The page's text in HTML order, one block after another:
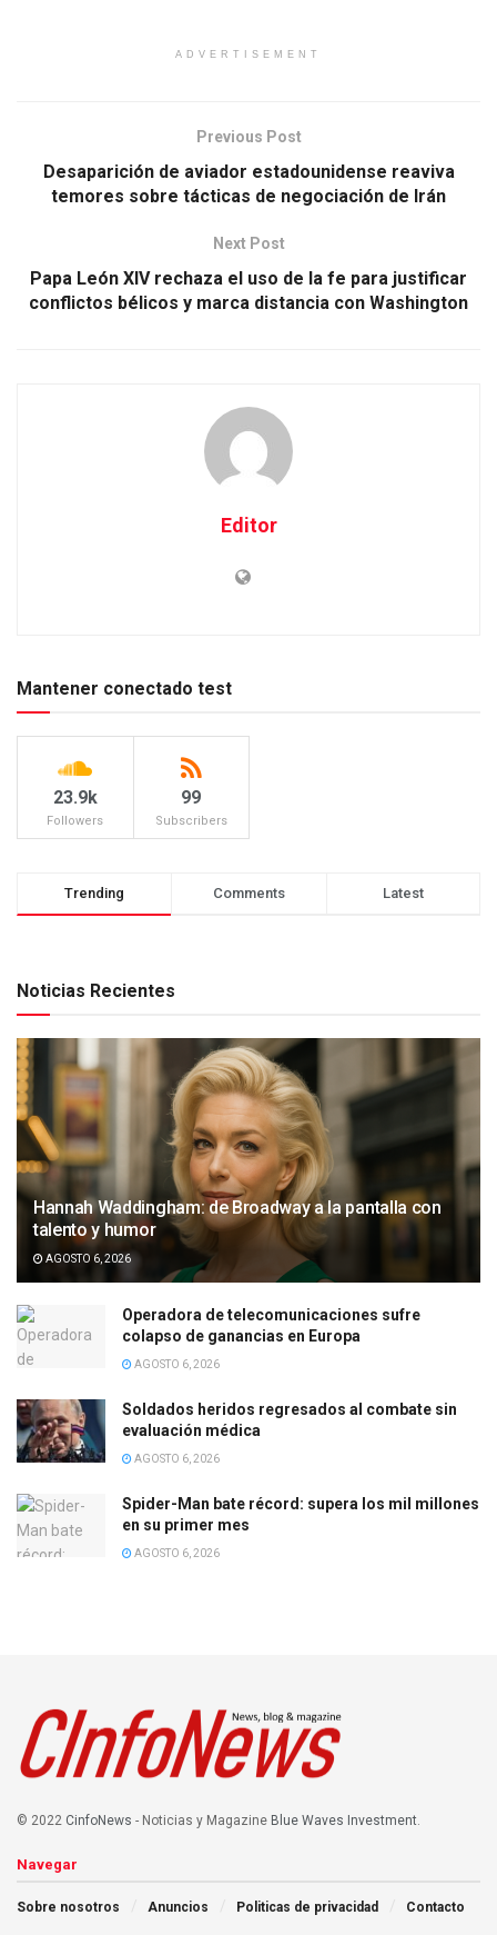
ADVERTISEMENT
Previous Post
Desaparición de aviador estadounidense reaviva
temores sobre tácticas de negociación de Irán
Next Post
Papa León XIV rechaza el uso de la fe para justificar
conflictos bélicos y marca distancia con Washington
Editor
Mantener conectado test
23.9k
Followers
99
Subscribers
Trending Comments Latest
Noticias Recientes
Hannah Waddingham: de Broadway a la pantalla con
talento y humor
AGOSTO 6, 2026
Operadora de telecomunicaciones sufre
colapso de ganancias en Europa
AGOSTO 6, 2026
Soldados heridos regresados al combate sin
evaluación médica
AGOSTO 6, 2026
Spider-Man bate récord: supera los mil millones
en su primer mes
AGOSTO 6, 2026
© 2022 CinfoNews - Noticias y Magazine Blue Waves Investment.
Navegar
Sobre nosotros Anuncios Politicas de privacidad Contacto